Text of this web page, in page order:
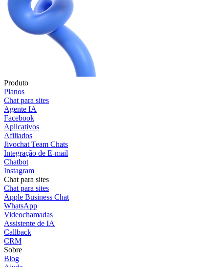
Produto
Planos
Chat para sites
Agente IA
Facebook
Aplicativos
Afiliados
Jivochat Team Chats
Integração de E-mail
Chatbot
Instagram
Chat para sites
Chat para sites
Apple Business Chat
WhatsApp
Videochamadas
Assistente de IA
Callback
CRM
Sobre
Blog